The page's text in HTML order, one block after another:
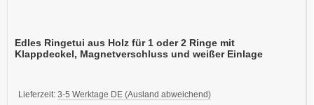
Edles Ringetui aus Holz für 1 oder 2 Ringe mit
Klappdeckel, Magnetverschluss und weißer Einlage
Lieferzeit: 3-5 Werktage DE (Ausland abweichend)